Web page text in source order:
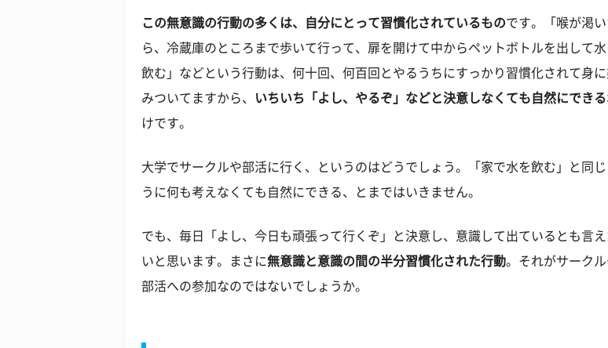
この無意識の行動の多くは、自分にとって習慣化されているものです。「喉が渇い
ら、冷蔵庫のところまで歩いて行って、扉を開けて中からペットボトルを出して水
飲む」などという行動は、何十回、何百回とやるうちにすっかり習慣化されて身
みついてますから、
いちいち「よし、やるぞ」などと決意しなくても自然にできる
けです。
大学でサークルや部活に行く、というのはどうでしょう。「家で水を飲む」と同じ
うに何も考えなくても自然にできる、とまではいきません。
でも、毎日「よし、今日も頑張って行くぞ」と決意し、意識して出ているとも言え
いと思います。まさに無意識と意識の間の半分習慣化された行動。それがサークル
部活への参加なのではないでしょうか。